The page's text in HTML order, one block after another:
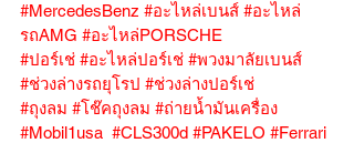
#MercedesBenz #อะไหล่เบนส์ #อะไหล่
รถAMG #อะไหล่PORSCHE
#ปอร์เช่ #อะไหล่ปอร์เช่ #พวงมาลัยเบนส์
#ช่วงล่างรถยุโรป #ช่วงล่างปอร์เช่
#ถุงลม #โช๊คถุงลม #ถ่ายน้ำมันเครื่อง
#Mobil1usa #CLS300d #PAKELO #Ferrari